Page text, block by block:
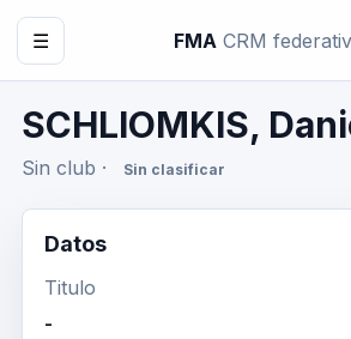
☰ FMA CRM
SCHLIOMKIS,
Sin club · Sin clasificar
Datos
Titulo
-